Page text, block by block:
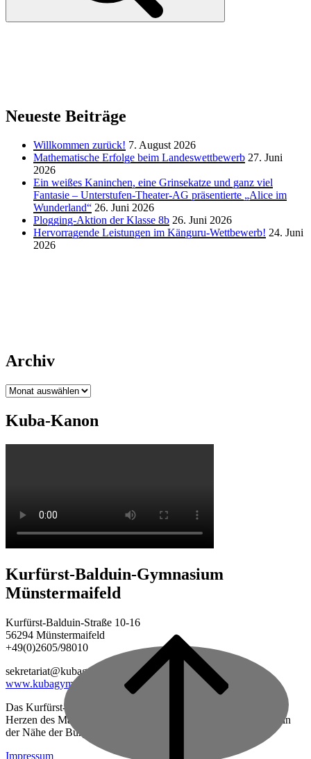
Neueste Beiträge
Willkommen zurück! 7. August 2026
Mathematische Erfolge beim Landeswettbewerb 27. Juni
2026
Ein weißes Kaninchen, eine Grinsekatze und ganz viel
Fantasie – Unterstufen-Theater-AG präsentierte „Alice im
Wunderland“ 26. Juni 2026
Plogging-Aktion der Klasse 8b 26. Juni 2026
Hervorragende Leistungen im Känguru-Wettbewerb! 24. Juni
2026
Archiv
Archiv
Kuba-Kanon
top
Kurfürst-Balduin-Gymnasium
Münstermaifeld
Kurfürst-Balduin-Straße 10-16
56294 Münstermaifeld
+49(0)2605/98010
sekretariat@kubagym.de
www.kubagym.org
Das Kurfürst-Balduin-Gymnasium ist eine vierzügige Schule im
Herzen des Maifeldes, zwischen Mayen und Koblenz gelegen, in
der Nähe der Burg Eltz.
Impressum